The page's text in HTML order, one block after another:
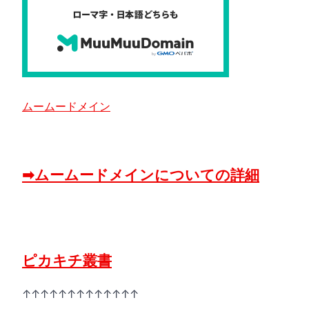
ムームードメイン
➡ムームードメインについての詳細
ピカキチ叢書
↑↑↑↑↑↑↑↑↑↑↑↑↑